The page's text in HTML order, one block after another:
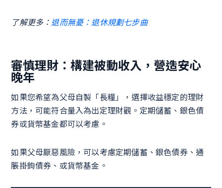
了解更多： 退而無憂：退休規劃七步曲
審慎理財：構建被動收入，營造安心
晚年
如果您希望為父母自製「長糧」，選擇收益穩定的理財
方法，可能符合量入為出定理財觀。定期儲蓄、銀色債
券或貨幣基金都可以考慮。
如果父母厭惡風險，可以考慮定期儲蓄、銀色債券、通
脹掛鉤債券、或貨幣基金。